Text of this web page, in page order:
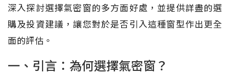
深入探討選擇氣密窗的多方面好處，並提供詳盡的選
購及投資建議，讓您對於是否引入這種窗型作出更全
面的評估。
一、引言：為何選擇氣密窗？